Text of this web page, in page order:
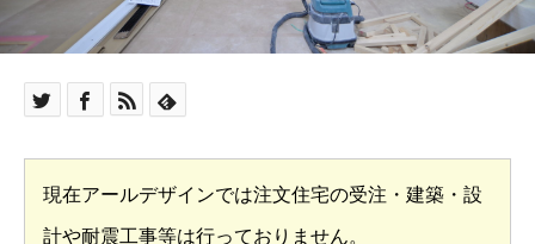
現在アールデザインでは注文住宅の受注・建築・設
計や耐震工事等は行っておりません。